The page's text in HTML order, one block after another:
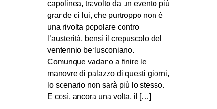
capolinea, travolto da un evento più
grande di lui, che purtroppo non è
una rivolta popolare contro
l’austerità, bensì il crepuscolo del
ventennio berlusconiano.
Comunque vadano a finire le
manovre di palazzo di questi giorni,
lo scenario non sarà più lo stesso.
E così, ancora una volta, il […]